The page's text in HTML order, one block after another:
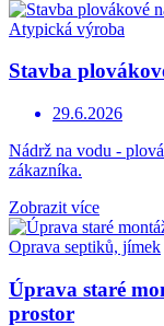
Atypická výroba
Stavba
29.6.2026
Nádrž na vodu -
zákazníka.
Zobrazit více
Oprava septiků, jímek
Úprava staré
prostor